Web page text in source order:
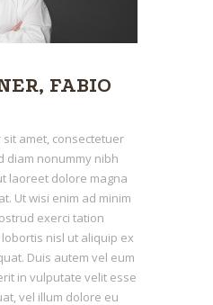
FABIO
amet, consectetuer
diam nonummy nibh
laoreet dolore magna
Ut wisi enim ad minim
exerci tation
nisl ut aliquip ex
Duis autem vel eum
in vulputate velit esse
vel illum dolore eu